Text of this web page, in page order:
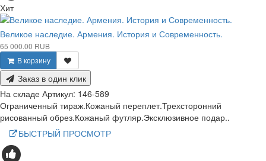
Хит
Великое наследие. Армения. История и Современность.
65 000.00 RUB
В корзину
Заказ в один клик
На складе Артикул: 146-589
Ограниченный тираж.Кожаный переплет.Трехсторонний
рисованный обрез.Кожаный футляр.Эксклюзивное подар..
БЫСТРЫЙ ПРОСМОТР